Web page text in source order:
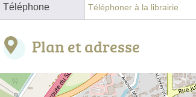
Téléphone Téléphoner à la librairie
Plan et adresse